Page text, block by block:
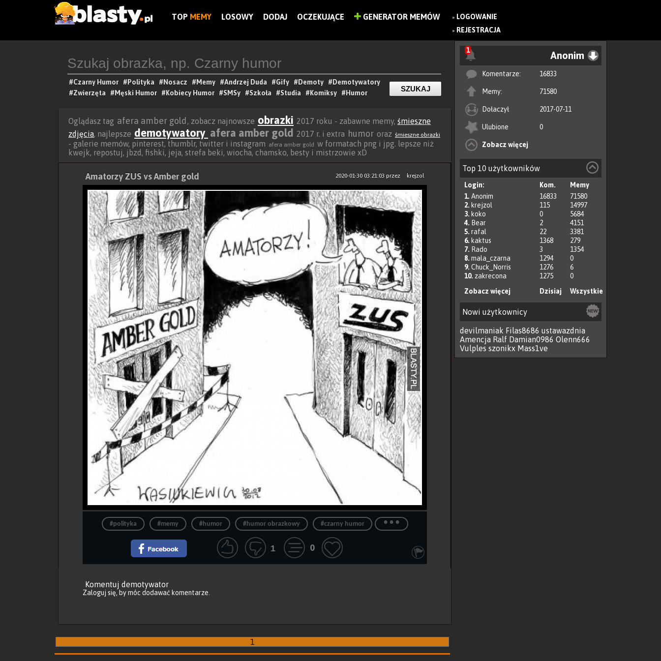
TOP MEMY LOSOWY DODAJ OCZEKUJĄCE GENERATOR MEMÓW » LOGOWANIE
» REJESTRACJA
1 Anonim
Komentarze: 16833
Memy: 71580
Dołaczył 2017-07-11
Ulubione 0
Zobacz więcej
Top 10 użytkowników
Login: Kom.
Memy
1. Anonim 16833
71580
2. krejzol 115
14997
3. koko 0
5684
4. Bear 2
4151
5. rafal 22
3381
6. kaktus 1368
279
7. Rado 3
1354
8. mala_czarna 1294
0
9. Chuck_Norris 1276
6
10. zakrecona 1275
0
Zobacz więcej
Dzisiaj Wszystkie
Nowi użytkownicy
devilmaniak Filas8686 ustawazdnia
Amencja Ralf Damian0986 Olenn666
Vulples szonikx Mass1ve
#Czarny Humor #Polityka #Nosacz #Memy #Andrzej Duda #Gify #Demoty
#Demotywatory
#Zwierzęta
#Męski Humor #Kobiecy Humor #SMSy #Szkoła #Studia #Komiksy #Humor
Oglądasz tag afera amber gold , zobacz najnowsze obrazki 2017 roku - zabawne memy, śmieszne
zdjęcia, najlepsze demotywatory afera amber gold 2017 r. i extra humor oraz śmieszne obrazki
- galerie memów, pinterest, thumblr, twitter i instagram afera amber gold w formatach png i jpg. lepsze niż
kwejk, repostuj, jbzd, fishki, jeja, strefa beki, wiocha, chamsko, besty i mistrzowie xD
2020-01-30 03:21:03 przez krejzol
Amatorzy ZUS vs Amber gold
#polityka #memy #humor #humor obrazkowy #czarny humor ...
1 0
Komentuj demotywator
Zaloguj się, by móc dodawać komentarze.
1